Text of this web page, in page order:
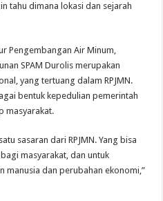
tahu dimana lokasi dan sejarah
Pengembangan Air Minum,
SPAM Durolis merupakan
yang tertuang dalam RPJMN.
bentuk kepedulian pemerintah
masyarakat.
sasaran dari RPJMN. Yang bisa
masyarakat, dan untuk
manusia dan perubahan ekonomi,”